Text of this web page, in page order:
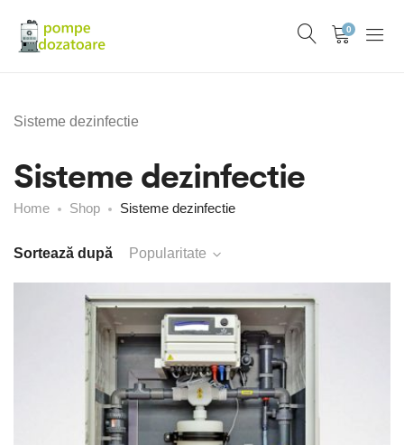
0
Sisteme dezinfectie
Sisteme dezinfectie
Home Shop Sisteme dezinfectie
Sortează după Popularitate